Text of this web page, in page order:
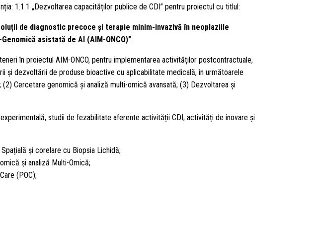
1.1.1 „Dezvoltarea capacităților publice de CDI” pentru proiectul cu titlul:
de diagnostic precoce și terapie minim-invazivă în neoplaziile
asistată de AI (AIM-ONCO)”.
în proiectul AIM-ONCO, pentru implementarea activităților postcontractuale,
dezvoltării de produse bioactive cu aplicabilitate medicală, în următoarele
Cercetare genomică și analiză multi-omică avansată; (3) Dezvoltarea și
studii de fezabilitate aferente activității CDI, activități de inovare și
și corelare cu Biopsia Lichidă;
și analiză Multi-Omică;
(POC);